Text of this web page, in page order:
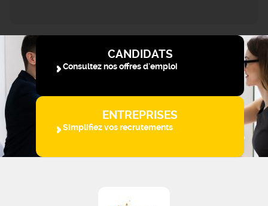
CANDIDATS
Consultez nos offres d'emploi
ENTREPRISES
Simplifiez vos recrutements